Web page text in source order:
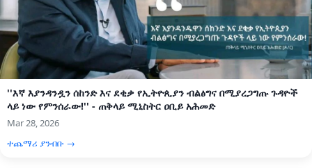
''እኛ እያንዳንዷን ሰከንድ እና ደቂቃ የኢትዮጲያን ብልፅግና በሚያረጋግጡ ጉዳዮች
ላይ ነው የምንሰራው!'' - ጠቅላይ ሚኒስትር ዐቢይ አሕመድ
Mar 28, 2026
ተጨማሪ ያንብቡ →